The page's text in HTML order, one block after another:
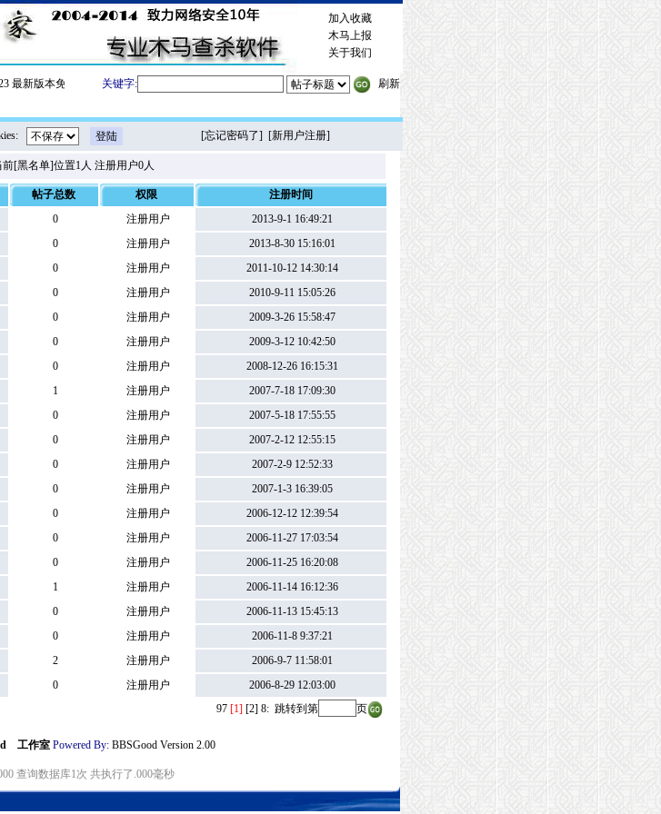
加入收藏
木马上报
关于我们
最新版本免费下载 关键字:
刷新
[忘记密码了] [新用户注册]
[黑名单]位置1人 注册用户0人
帖子总数 权限
注册时间
0 注册用户
2013-9-1 16:49:21
0 注册用户
2013-8-30 15:16:01
0 注册用户
2011-10-12 14:30:14
0 注册用户
2010-9-11 15:05:26
0 注册用户
2009-3-26 15:58:47
0 注册用户
2009-3-12 10:42:50
0 注册用户
2008-12-26 16:15:31
1 注册用户
2007-7-18 17:09:30
0 注册用户
2007-5-18 17:55:55
0 注册用户
2007-2-12 12:55:15
0 注册用户
2007-2-9 12:52:33
0 注册用户
2007-1-3 16:39:05
0 注册用户
2006-12-12 12:39:54
0 注册用户
2006-11-27 17:03:54
0 注册用户
2006-11-25 16:20:08
1 注册用户
2006-11-14 16:12:36
0 注册用户
2006-11-13 15:45:13
0 注册用户
2006-11-8 9:37:21
2 注册用户
2006-9-7 11:58:01
0 注册用户
2006-8-29 12:03:00
97[1] [2] 8:跳转到第 页
工作室 Powered By: BBSGood Version 2.00
查询数据库1次 共执行了.000毫秒